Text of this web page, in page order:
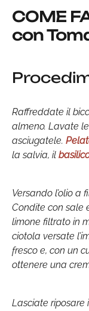
COME
con
Raffreddate il
almeno. Lavate
asciugatele.
la salvia, il
Versando l’olio a
Condite con sale
limone filtrato in
ciotola versate
fresco e, con un
ottenere una
Lasciate riposare